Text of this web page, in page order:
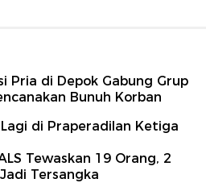
Pria di Depok Gabung Grup
Bunuh Korban
di Praperadilan Ketiga
Tewaskan 19 Orang, 2
Tersangka